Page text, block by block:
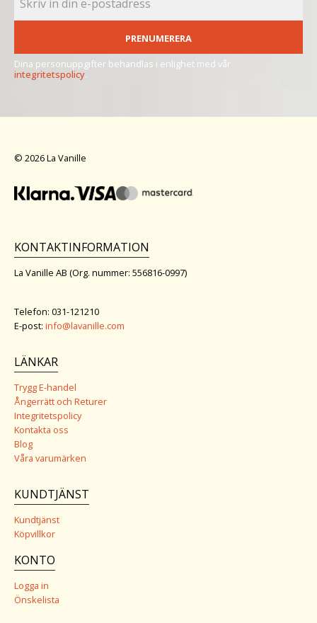
PRENUMERERA
Dina personuppgifter behandlas i enlighet med vår
integritetspolicy.
© 2026 La Vanille
KONTAKTINFORMATION
La Vanille AB (Org. nummer: 556816-0997)
Telefon: 031-121210
E-post: info@lavanille.com
LÄNKAR
Trygg E-handel
Ångerrätt och Returer
Integritetspolicy
Kontakta oss
Blog
Våra varumärken
KUNDTJÄNST
Kundtjänst
Köpvillkor
KONTO
Logga in
Önskelista